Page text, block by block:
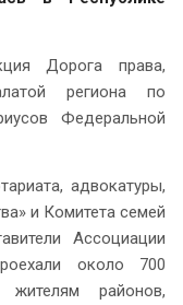
Дорога права,
региона по
Федеральной
адвокатуры,
и Комитета семей
Ассоциации
около 700
районов,